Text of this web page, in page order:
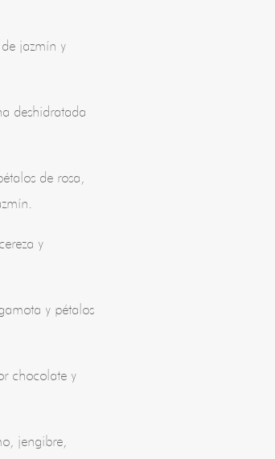
jazmín y
deshidratada
de rosa,
y
y pétalos
chocolate y
jengibre,